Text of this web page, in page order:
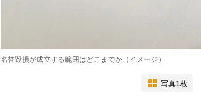
名誉毀損が成立する範囲はどこまでか（イメージ）
写真1枚